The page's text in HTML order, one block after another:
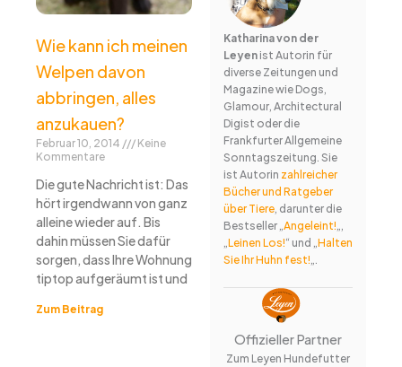
Wie kann ich meinen
Welpen davon
abbringen, alles
anzukauen?
Februar 10, 2014
Keine
Kommentare
Die gute Nachricht ist: Das
hört irgendwann von ganz
alleine wieder auf. Bis
dahin müssen Sie dafür
sorgen, dass Ihre Wohnung
tiptop aufgeräumt ist und
Zum Beitrag
Katharina von der
Leyenist Autorin für
diverse Zeitungen und
Magazine wie Dogs,
Glamour, Architectural
Digist oder die
Frankfurter Allgemeine
Sonntagszeitung. Sie
ist Autorin zahlreicher
Bücher und Ratgeber
über Tiere, darunter die
Bestseller „Angeleint!„,
„Leinen Los!“ und „Halten
Sie Ihr Huhn fest!„.
Offizieller Partner
Zum Leyen Hundefutter